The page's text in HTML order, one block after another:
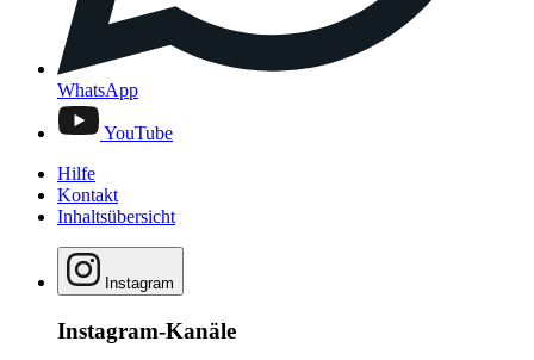
WhatsApp
YouTube
Hilfe
Kontakt
Inhaltsübersicht
Instagram
Instagram-Kanäle